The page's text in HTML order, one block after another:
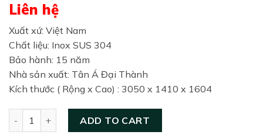
Liên hệ
Xuất xứ: Việt Nam
Chất liệu: Inox SUS 304
Bảo hành: 15 năm
Nhà sản xuất: Tân Á Đại Thành
Kích thước ( Rộng x Cao) : 3050 x 1410 x 1604
ADD TO CART